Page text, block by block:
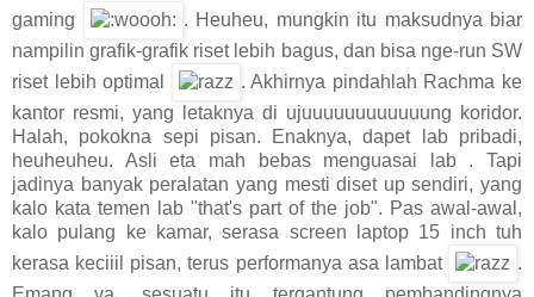
gaming
. Heuheu, mungkin itu maksudnya biar
nampilin grafik-grafik riset lebih bagus, dan bisa nge-run SW
riset lebih optimal
. Akhirnya pindahlah Rachma ke
kantor resmi, yang letaknya di ujuuuuuuuuuuuung koridor.
Halah, pokokna sepi pisan. Enaknya, dapet lab pribadi,
heuheuheu. Asli eta mah bebas menguasai lab . Tapi
jadinya banyak peralatan yang mesti diset up sendiri, yang
kalo kata temen lab "that's part of the job". Pas awal-awal,
kalo pulang ke kamar, serasa screen laptop 15 inch tuh
kerasa keciiil pisan, terus performanya asa lambat
.